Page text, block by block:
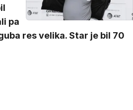
pa
res velika. Star je bil 70